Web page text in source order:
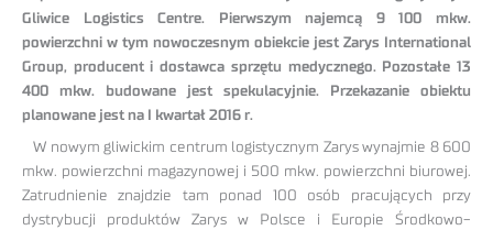
Gliwice Logistics Centre. Pierwszym najemcą 9 100 mkw.
powierzchni w tym nowoczesnym obiekcie jest Zarys International
Group, producent i dostawca sprzętu medycznego. Pozostałe 13
400 mkw. budowane jest spekulacyjnie. Przekazanie obiektu
planowane jest na I kwartał 2016 r.
W nowym gliwickim centrum logistycznym Zarys wynajmie 8 600
mkw. powierzchni magazynowej i 500 mkw. powierzchni biurowej.
Zatrudnienie znajdzie tam ponad 100 osób pracujących przy
dystrybucji produktów Zarys w Polsce i Europie Środkowo-